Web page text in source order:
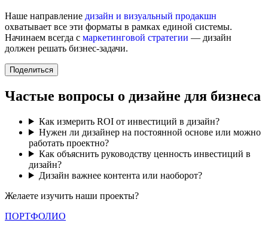
Наше направление дизайн и визуальный продакшн
охватывает все эти форматы в рамках единой системы.
Начинаем всегда с маркетинговой стратегии — дизайн
должен решать бизнес-задачи.
Поделиться
Частые вопросы о дизайне для бизнеса
Как измерить ROI от инвестиций в дизайн?
Нужен ли дизайнер на постоянной основе или можно
работать проектно?
Как объяснить руководству ценность инвестиций в
дизайн?
Дизайн важнее контента или наоборот?
Желаете изучить наши проекты?
ПОРТФОЛИО